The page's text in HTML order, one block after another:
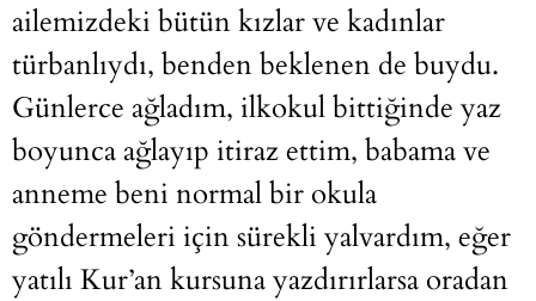
ailemizdeki bütün kızlar ve kadınlar
türbanlıydı, benden beklenen de buydu.
Günlerce ağladım, ilkokul bittiğinde yaz
boyunca ağlayıp itiraz ettim, babama ve
anneme beni normal bir okula
göndermeleri için sürekli yalvardım, eğer
yatılı Kur’an kursuna yazdırırlarsa oradan